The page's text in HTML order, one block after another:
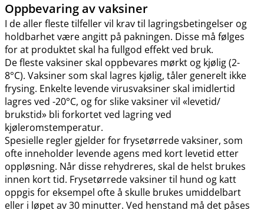
Oppbevaring av vaksiner
I de aller fleste tilfeller vil krav til lagringsbetingelser og
holdbarhet være angitt på pakningen. Disse må følges
for at produktet skal ha fullgod effekt ved bruk.
De fleste vaksiner skal oppbevares mørkt og kjølig (2-
8°C). Vaksiner som skal lagres kjølig, tåler generelt ikke
frysing. Enkelte levende virusvaksiner skal imidlertid
lagres ved -20°C, og for slike vaksiner vil «levetid​/​
brukstid» bli forkortet ved lagring ved
kjøleromstemperatur.
Spesielle regler gjelder for frysetørrede vaksiner, som
ofte inneholder levende agens med kort levetid etter
oppløsning. Når disse rehydreres, skal de helst brukes
innen kort tid. Frysetørrede vaksiner til hund og katt
oppgis for eksempel ofte å skulle brukes umiddelbart
eller i løpet av 30 minutter. Ved henstand må det påses